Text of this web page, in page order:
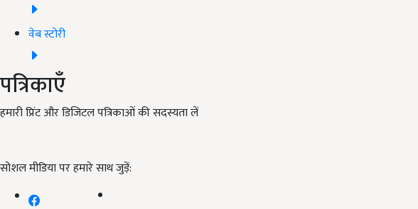
वेब स्टोरी
पत्रिकाएँ
हमारी प्रिंट और डिजिटल पत्रिकाओं की सदस्यता लें
सोशल मीडिया पर हमारे साथ जुड़ें: